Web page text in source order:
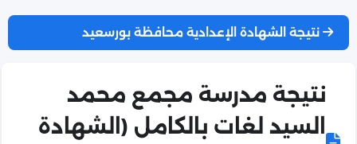
نتيجة الشهادة الإعدادية محافظة بورسعيد
نتيجة مدرسة مجمع محمد
السيد لغات بالكامل (الشهادة